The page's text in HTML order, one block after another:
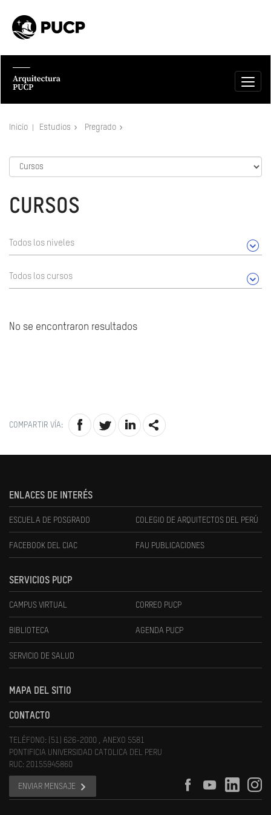
Inicio Estudios Pregrado
CURSOS
Todos los niveles
Todos los cursos
No se encontraron resultados
COMPARTIR VÍA:
ENLACES DE INTERÉS
ESCUELA DE POSGRADO COLEGIO DE ARQUITECTOS DEL PERÚ
FACEBOOK DEL CIAC FAU PUBLICACIONES
SERVICIOS PUCP
CAMPUS VIRTUAL CORREO PUCP
BIBLIOTECA AGENDA PUCP
SERVICIO DE SALUD
MAPA DEL SITIO
CONTACTO
TELÉFONO: (51) 626-2000 , ANEXO 5581
PONTIFICIA UNIVERSIDAD CATOLICA DEL PERU
RUC: 20155945860
ENVIAR MENSAJE